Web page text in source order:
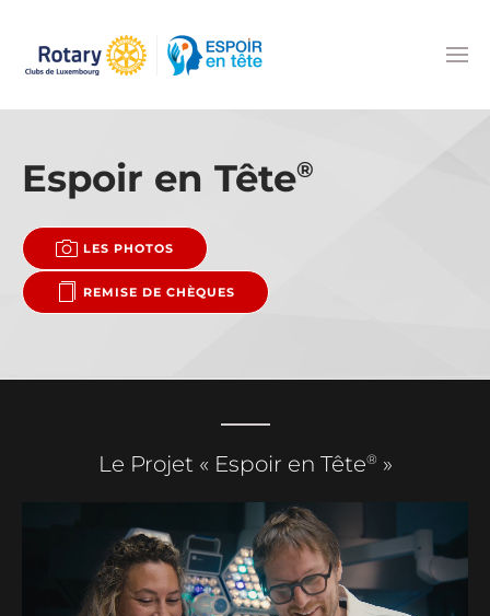
Accéder au contenu principal
Espoir en Tête®
LES PHOTOS
REMISE DE CHÈQUES
Le Projet « Espoir en Tête® »